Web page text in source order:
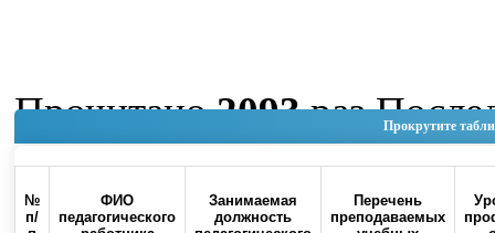
Прокрутите
№
п/
ФИО
педагогического
Занимаемая
должность
Перечень
преподаваемых
Прочитано2093раз
изменение Четверг, 04
11:18